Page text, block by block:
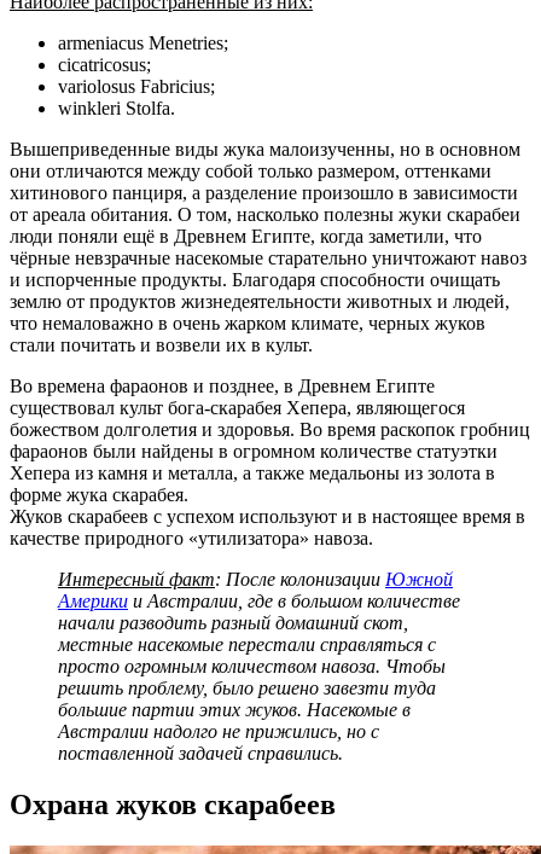
armeniacus Mеnetriеs;
cicatricosus;
variolosus Fabricius;
winkleri Stolfa.
Вышеприведенные виды жука малоизученны, но в основном
они отличаются между собой только размером, оттенками
хитинового панциря, а разделение произошло в зависимости
от ареала обитания. О том, насколько полезны жуки скарабеи
люди поняли ещё в Древнем Египте, когда заметили, что
чёрные невзрачные насекомые старательно уничтожают навоз
и испорченные продукты. Благодаря способности очищать
землю от продуктов жизнедеятельности животных и людей,
что немаловажно в очень жарком климате, черных жуков
стали почитать и возвели их в культ.
Во времена фараонов и позднее, в Древнем Египте
существовал культ бога-скарабея Хепера, являющегося
божеством долголетия и здоровья. Во время раскопок гробниц
фараонов были найдены в огромном количестве статуэтки
Хепера из камня и металла, а также медальоны из золота в
форме жука скарабея.
Жуков скарабеев с успехом используют и в настоящее время в
качестве природного «утилизатора» навоза.
Интересный факт: После колонизации Южной
Америки и Австралии, где в большом количестве
начали разводить разный домашний скот,
местные насекомые перестали справляться с
просто огромным количеством навоза. Чтобы
решить проблему, было решено завезти туда
большие партии этих жуков. Насекомые в
Австралии надолго не прижились, но с
поставленной задачей справились.
Охрана жуков скарабеев